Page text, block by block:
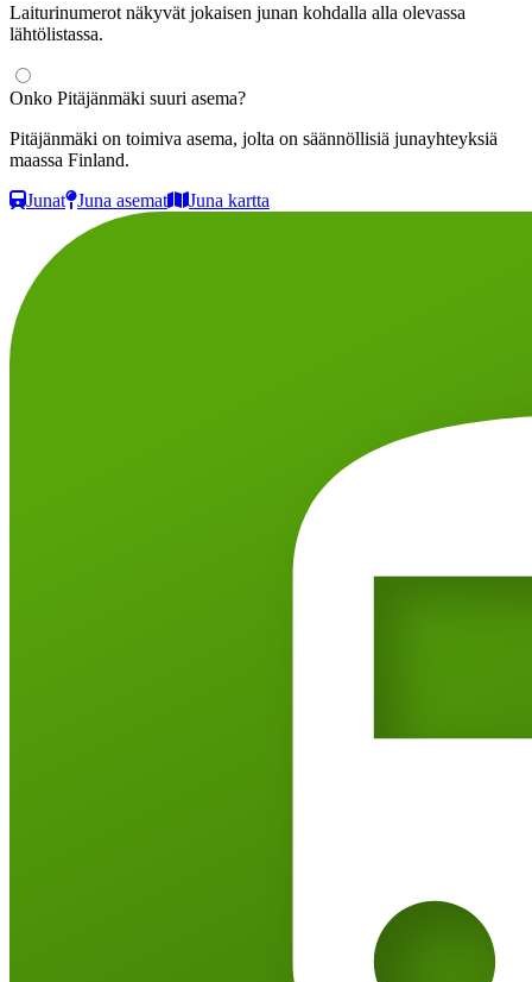
Laiturinumerot näkyvät jokaisen junan kohdalla alla olevassa
lähtölistassa.
Onko Pitäjänmäki suuri asema?
Pitäjänmäki on toimiva asema, jolta on säännöllisiä junayhteyksiä
maassa Finland.
Junat Juna asemat Juna kartta